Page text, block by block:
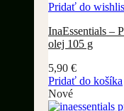
Pridať do
InaEssentials –
olej 105 g
5,90 €
Pridať do košíka
Nové